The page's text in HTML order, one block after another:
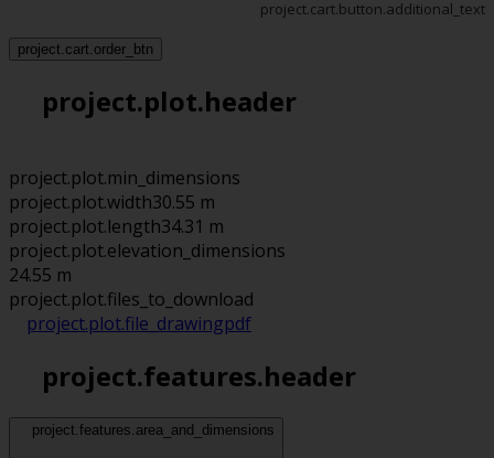
project.cart.button.additional_text
project.cart.order_btn
project.plot.header
project.plot.min_dimensions
project.plot.width30.55 m
project.plot.length34.31 m
project.plot.elevation_dimensions
24.55 m
project.plot.files_to_download
project.plot.file_drawingpdf
project.features.header
project.features.area_and_dimensions